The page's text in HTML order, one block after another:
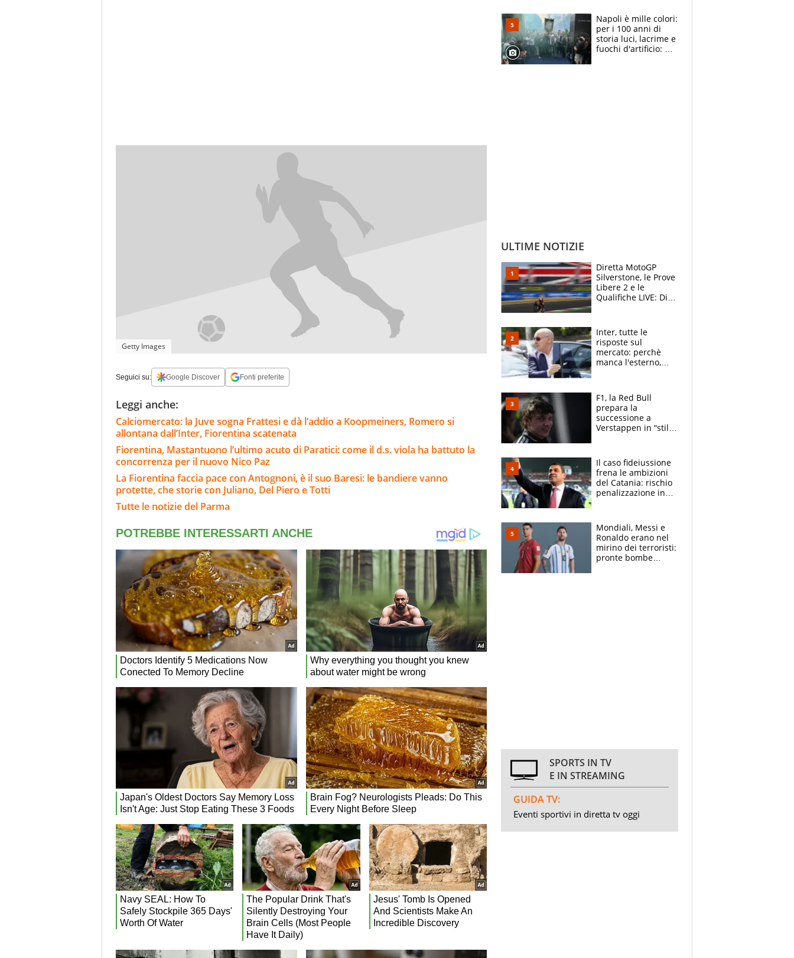
Getty Images
Seguici su: Google Discover Fonti preferite
Leggi anche:
Calciomercato: la Juve sogna Frattesi e dà l’addio a Koopmeiners, Romero si
allontana dall’Inter, Fiorentina scatenata
Fiorentina, Mastantuono l’ultimo acuto di Paratici: come il d.s. viola ha battuto la
concorrenza per il nuovo Nico Paz
La Fiorentina faccia pace con Antognoni, è il suo Baresi: le bandiere vanno
protette, che storie con Juliano, Del Piero e Totti
Tutte le notizie del Parma
bigliettini
Napoli è mille colori:
per i 100 anni di
storia luci, lacrime e
fuochi d'artificio: De
ULTIME NOTIZIE
Diretta MotoGP
Silverstone, le Prove
Libere 2 e le
Qualifiche LIVE: Di
Bezzecchi
Inter, tutte le
risposte sul
mercato: perchè
manca l'esterno,
vero obiettivo di
Marotta
F1, la Red Bull
prepara la
successione a
Verstappen in “stile
attacco all’Italia
Il caso fideiussione
frena le ambizioni
del Catania: rischio
penalizzazione in
Mondiali, Messi e
Ronaldo erano nel
mirino dei terroristi:
pronte bombe
SPORTS IN TV
E IN STREAMING
GUIDA TV:
Eventi sportivi in diretta tv oggi